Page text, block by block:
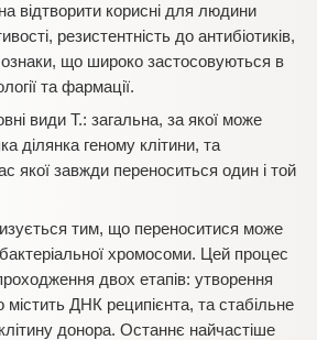
відтворити корисні для людини
резистентність до антибіотиків,
ознаки, що широко застосовуються в
та фармації.
види Т.: загальна, за якої може
ділянка геному клітини, та
якої завжди переноситься один і той
тим, що переноситися може
хромосоми. Цей процес
двох етапів: утворення
містить ДНК реципієнта, та стабільне
донора. Останнє найчастіше